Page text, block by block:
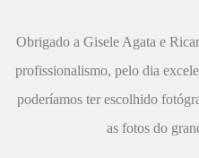
Obrigado a Gisele Agata e
profissionalismo, pelo dia
poderíamos ter escolhido
as fotos do